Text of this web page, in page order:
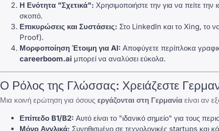
Η Ενότητα "Σχετικά": Χρησιμοποιήστε την για να πείτε
σκοπό.
Επικυρώσεις και Συστάσεις: Στο LinkedIn και το Xing, το
Proof).
Μορφοποίηση Έτοιμη για AI: Αποφύγετε περίπλοκα
careerboom.ai μπορεί να αναλύσει εύκολα.
Ο Ρόλος της Γλώσσας: Χρειάζεστε
Μια κοινή ερώτηση για όσους εργάζονται στη Γερμανία είναι αν
Επίπεδο B1/B2: Αυτό είναι το "ιδανικό σημείο" για τους
Μόνο Αγγλικά: Συνηθισμένο σε τεχνολογικές startups και